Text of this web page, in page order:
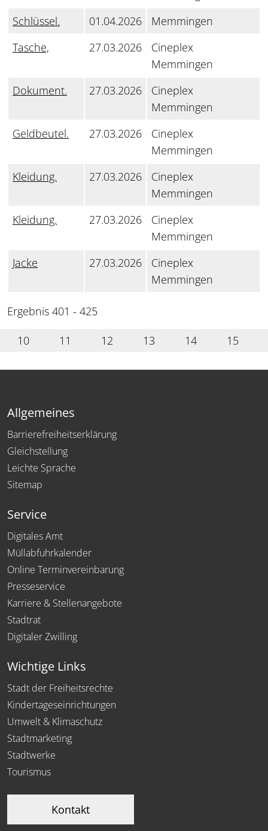
Schlüssel.
01.04.2026
Memmingen
Tasche,
27.03.2026
Cineplex
Memmingen
Dokument.
27.03.2026
Cineplex
Memmingen
Geldbeutel.
27.03.2026
Cineplex
Memmingen
Kleidung.
27.03.2026
Cineplex
Memmingen
Kleidung.
27.03.2026
Cineplex
Memmingen
Jacke
27.03.2026
Cineplex
Memmingen
Ergebnis 401 - 425
10 11 12 13 14 15
Allgemeines
Barrierefreiheitserklärung
Gleichstellung
Leichte Sprache
Sitemap
Service
Digitales Amt
Müllabfuhrkalender
Online Terminvereinbarung
Presseservice
Karriere & Stellenangebote
Stadtrat
Digitaler Zwilling
Wichtige Links
Stadt der Freiheitsrechte
Kindertageseinrichtungen
Umwelt & Klimaschutz
Stadtmarketing
Stadtwerke
Tourismus
Kontakt